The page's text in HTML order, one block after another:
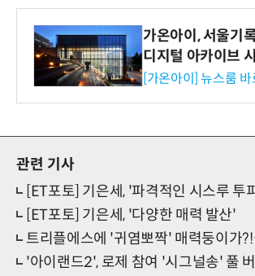
가온아이, 서울기
디지털 아카이브
수행
[가온아이] 뉴스룸
관련 기사
[ET포토] 기은세, '파격적인 시스루 투
[ET포토] 기은세, '다양한 매력 발산'
트리플에스에 '귀염뽀짝' 매력둥이가?!…S23 정
'아이랜드2', 로제 참여 '시그널송' 풀